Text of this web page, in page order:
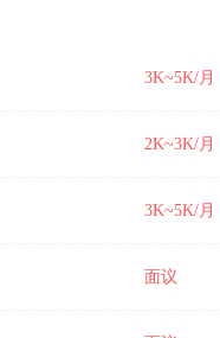
3K~5K/月
2K~3K/月
3K~5K/月
面议